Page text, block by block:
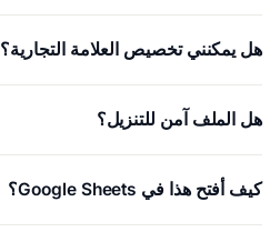
هل يمكنني تخصيص العلامة التجارية؟
هل الملف آمن للتنزيل؟
كيف أفتح هذا في Google Sheets؟